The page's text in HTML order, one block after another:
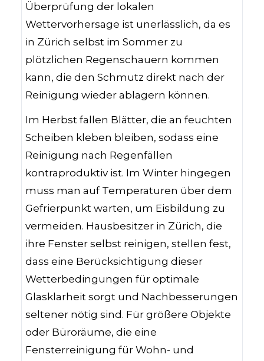
Überprüfung der lokalen
Wettervorhersage ist unerlässlich, da es
in Zürich selbst im Sommer zu
plötzlichen Regenschauern kommen
kann, die den Schmutz direkt nach der
Reinigung wieder ablagern können.
Im Herbst fallen Blätter, die an feuchten
Scheiben kleben bleiben, sodass eine
Reinigung nach Regenfällen
kontraproduktiv ist. Im Winter hingegen
muss man auf Temperaturen über dem
Gefrierpunkt warten, um Eisbildung zu
vermeiden. Hausbesitzer in Zürich, die
ihre Fenster selbst reinigen, stellen fest,
dass eine Berücksichtigung dieser
Wetterbedingungen für optimale
Glasklarheit sorgt und Nachbesserungen
seltener nötig sind. Für größere Objekte
oder Büroräume, die eine
Fensterreinigung für Wohn- und